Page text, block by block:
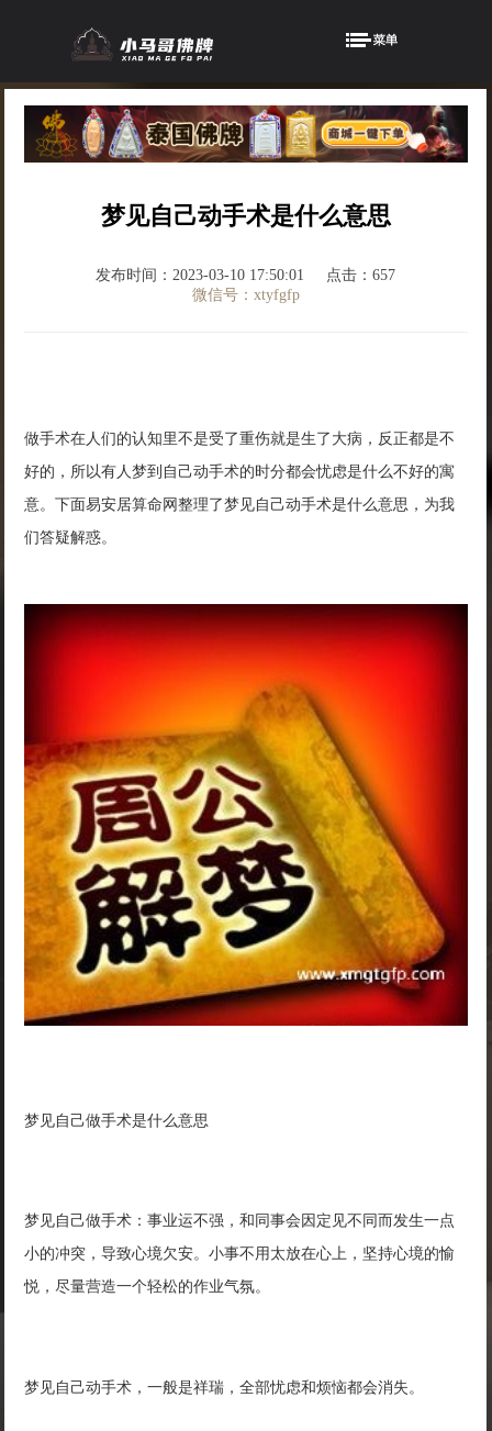
梦见自己动手术是什么意思
发布时间：2023-03-10 17:50:01
点击：657
微信号：xtyfgfp
做手术在人们的认知里不是受了重伤就是生了大病，反正都是不
好的，所以有人梦到自己动手术的时分都会忧虑是什么不好的寓
意。下面易安居算命网整理了梦见自己动手术是什么意思，为我
们答疑解惑。
梦见自己做手术是什么意思
梦见自己做手术：事业运不强，和同事会因定见不同而发生一点
小的冲突，导致心境欠安。小事不用太放在心上，坚持心境的愉
悦，尽量营造一个轻松的作业气氛。
梦见自己动手术，一般是祥瑞，全部忧虑和烦恼都会消失。